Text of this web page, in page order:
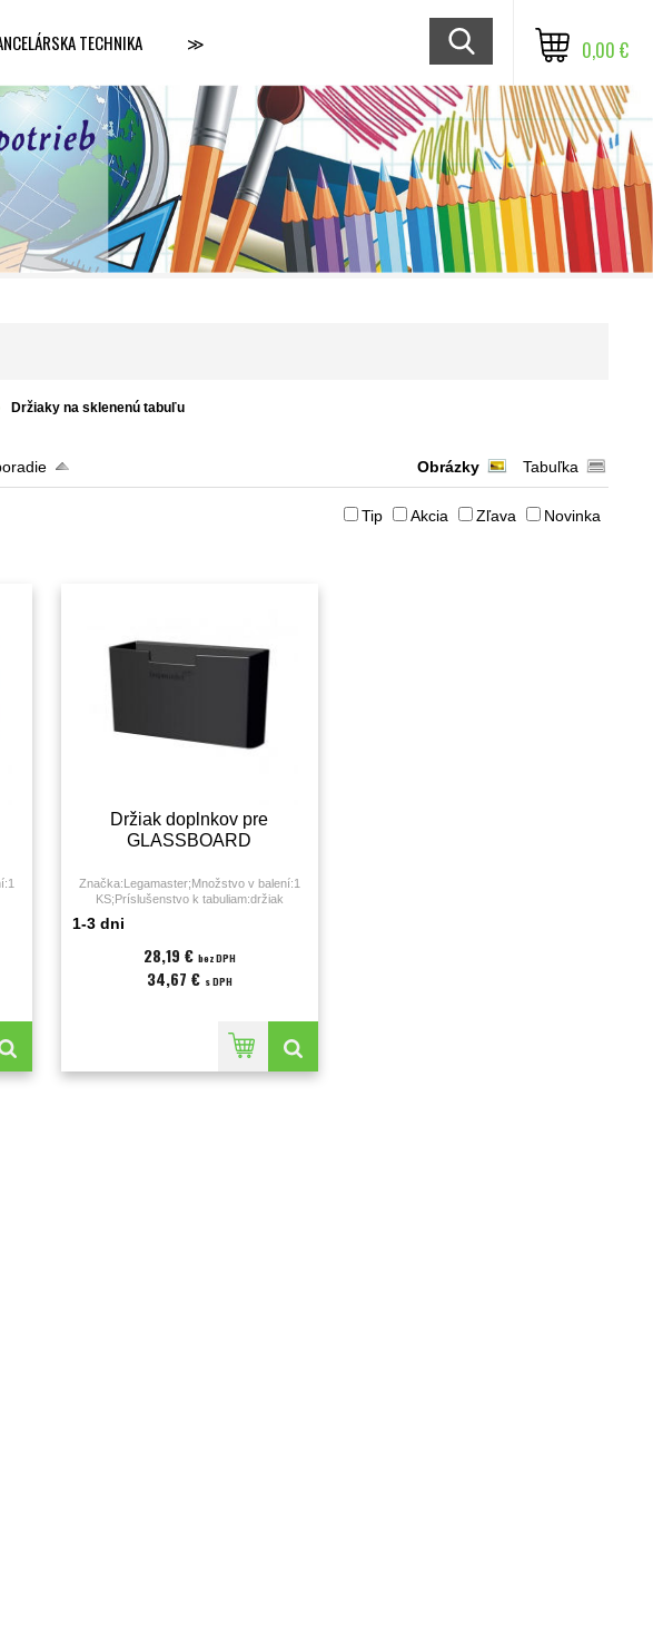
TECHNIKA ≫ 0,00 €
Držiaky na sklenenú tabuľu
Obrázky Tabuľka
Tip Akcia Zľava
Novinka
Držiak doplnkov pre
GLASSBOARD
Značka:Legamaster;Množstvo v balení:1
KS;Príslušenstvo k tabuliam:držiak
doplnkov pre Glassboard;
1-3 dni
28,19 € bez DPH
34,67 € s DPH